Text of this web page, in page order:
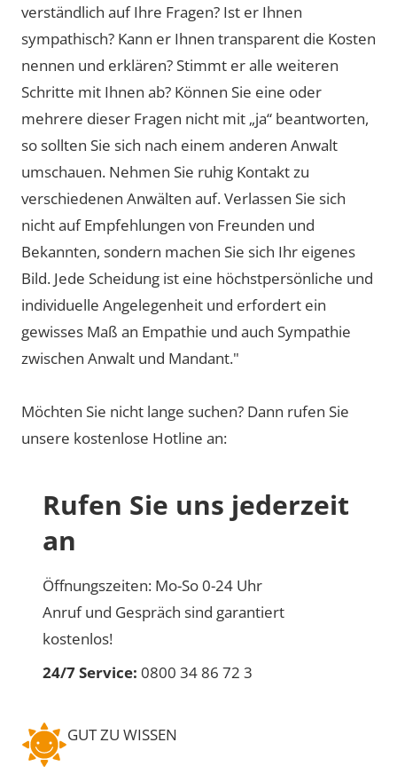
verständlich auf Ihre Fragen? Ist er Ihnen
sympathisch? Kann er Ihnen transparent die Kosten
nennen und erklären? Stimmt er alle weiteren
Schritte mit Ihnen ab? Können Sie eine oder
mehrere dieser Fragen nicht mit „ja“ beantworten,
so sollten Sie sich nach einem anderen Anwalt
umschauen. Nehmen Sie ruhig Kontakt zu
verschiedenen Anwälten auf. Verlassen Sie sich
nicht auf Empfehlungen von Freunden und
Bekannten, sondern machen Sie sich Ihr eigenes
Bild. Jede Scheidung ist eine höchstpersönliche und
individuelle Angelegenheit und erfordert ein
gewisses Maß an Empathie und auch Sympathie
zwischen Anwalt und Mandant."
Möchten Sie nicht lange suchen? Dann rufen Sie
unsere kostenlose Hotline an:
Rufen Sie uns jederzeit
an
Öffnungszeiten: Mo-So 0-24 Uhr
Anruf und Gespräch sind garantiert
kostenlos!
24/7 Service: 0800 34 86 72 3
GUT ZU WISSEN